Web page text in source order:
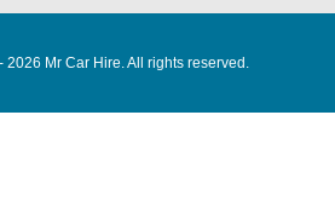
Mr Car Hire. All rights reserved.